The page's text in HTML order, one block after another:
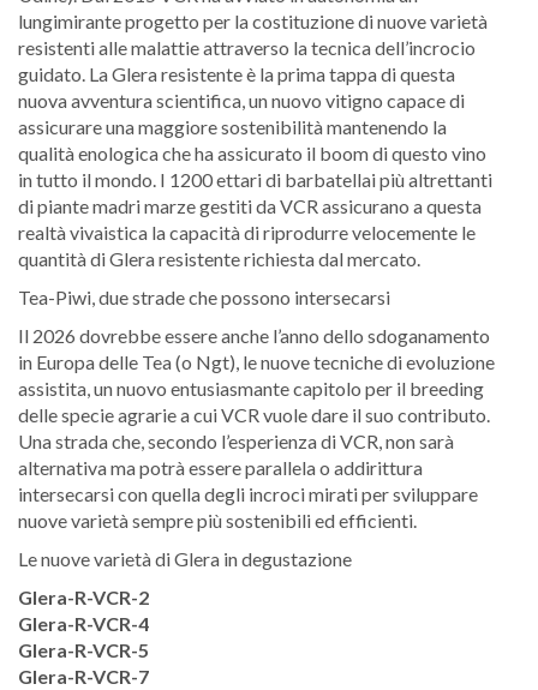
lungimirante progetto per la costituzione di nuove varietà
resistenti alle malattie attraverso la tecnica dell’incrocio
guidato. La Glera resistente è la prima tappa di questa
nuova avventura scientifica, un nuovo vitigno capace di
assicurare una maggiore sostenibilità mantenendo la
qualità enologica che ha assicurato il boom di questo vino
in tutto il mondo. I 1200 ettari di barbatellai più altrettanti
di piante madri marze gestiti da VCR assicurano a questa
realtà vivaistica la capacità di riprodurre velocemente le
quantità di Glera resistente richiesta dal mercato.
Tea-Piwi, due strade che possono intersecarsi
Il 2026 dovrebbe essere anche l’anno dello sdoganamento
in Europa delle Tea (o Ngt), le nuove tecniche di evoluzione
assistita, un nuovo entusiasmante capitolo per il breeding
delle specie agrarie a cui VCR vuole dare il suo contributo.
Una strada che, secondo l’esperienza di VCR, non sarà
alternativa ma potrà essere parallela o addirittura
intersecarsi con quella degli incroci mirati per sviluppare
nuove varietà sempre più sostenibili ed efficienti.
Le nuove varietà di Glera in degustazione
Glera-R-VCR-2
Glera-R-VCR-4
Glera-R-VCR-5
Glera-R-VCR-7